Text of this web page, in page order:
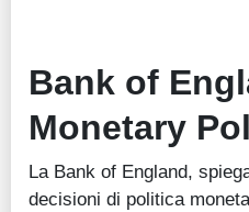
Bank of
Monetary
La Bank of England,
decisioni di politica